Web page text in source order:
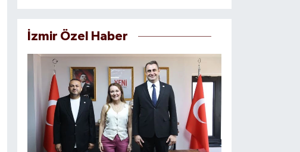
İzmir Özel Haber